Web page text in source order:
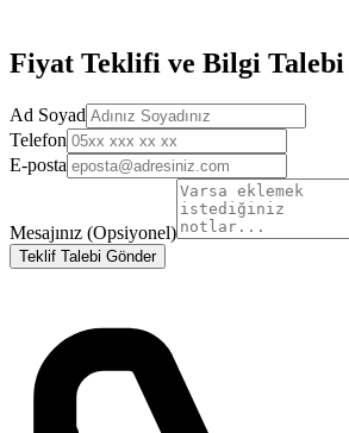
Fiyat Teklifi ve Bilgi Talebi
Ad Soyad
Telefon
E-posta
Mesajınız (Opsiyonel)
Teklif Talebi Gönder